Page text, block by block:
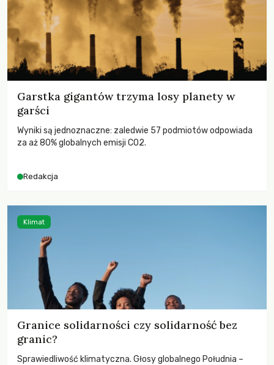
Garstka gigantów trzyma losy planety w
garści
Wyniki są jednoznaczne: zaledwie 57 podmiotów odpowiada
za aż 80% globalnych emisji CO2.
Redakcja
Granice solidarności czy solidarność bez
granic?
Sprawiedliwość klimatyczna. Głosy globalnego Południa –
Klimat